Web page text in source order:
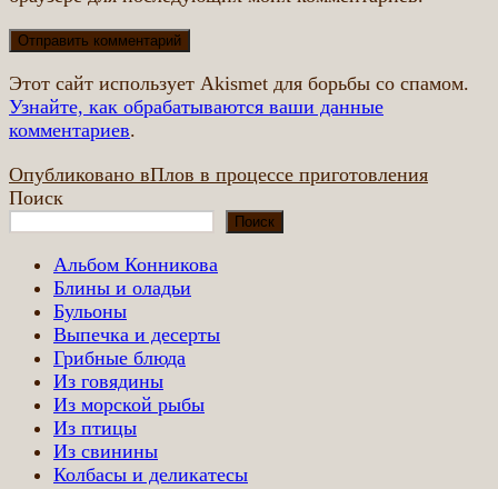
Этот сайт использует Akismet для борьбы со спамом.
Узнайте, как обрабатываются ваши данные
комментариев.
Навигация
по
записям
Опубликовано вПлов в процессе приготовления
Поиск
Поиск
Альбом Конникова
Блины и оладьи
Бульоны
Выпечка и десерты
Грибные блюда
Из говядины
Из морской рыбы
Из птицы
Из свинины
Колбасы и деликатесы